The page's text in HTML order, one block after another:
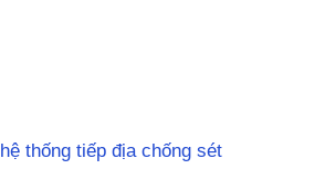
thống tiếp địa chống sét